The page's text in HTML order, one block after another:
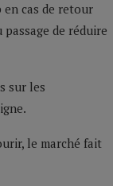
en cas de retour
de réduire
sur les
le marché fait